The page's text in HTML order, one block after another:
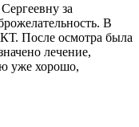
за
В
После осмотра была
лечение,
уже хорошо,